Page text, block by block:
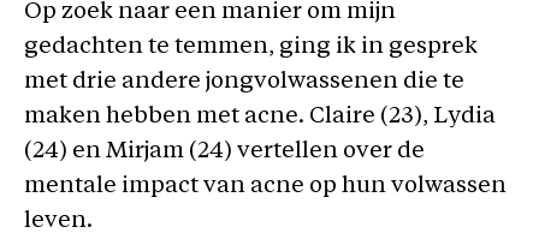
Op zoek naar een manier om mijn
gedachten te temmen, ging ik in gesprek
met drie andere jongvolwassenen die te
maken hebben met acne. Claire (23), Lydia
(24) en Mirjam (24) vertellen over de
mentale impact van acne op hun volwassen
leven.